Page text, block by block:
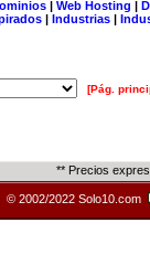
| Web Hosting |
| Industrias |
[Pág.
** Precios
© 2002/2022 Solo10.com